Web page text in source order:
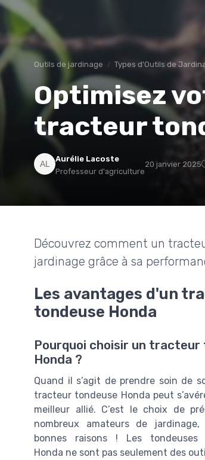
Outils de jardinage Types d'Outils de
Optimisez
tracteur
Aurélie Lacoste
Professeur d'agriculture
20 janvier 2025
Découvrez comment un
jardinage grâce à sa
Les avantages d'un
tondeuse Honda
Pourquoi choisir un tracteur
Honda ?
Quand il s’agit de prendre soin de
tracteur tondeuse Honda peut
meilleur allié. C’est le choix de
nombreux amateurs de
bonnes raisons ! Les tondeuses
Honda ne sont pas seulement des